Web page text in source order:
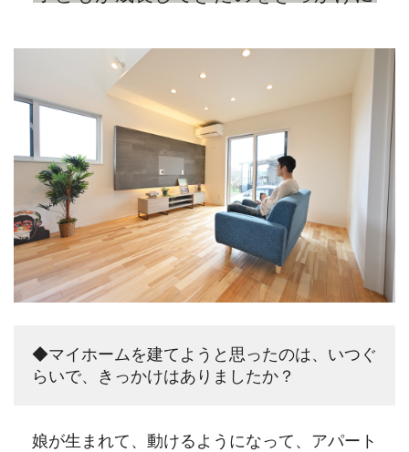
◆マイホームを建てようと思ったのは、いつぐ
らいで、きっかけはありましたか？
娘が生まれて、動けるようになって、アパート